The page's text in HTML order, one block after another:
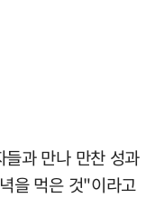
과 만나 만찬 성과
을 먹은 것"이라고